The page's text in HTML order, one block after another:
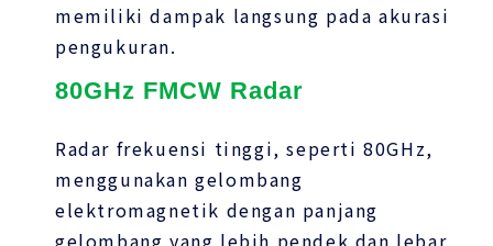
memiliki dampak langsung pada akurasi
pengukuran.
80GHz FMCW Radar
Radar frekuensi tinggi, seperti 80GHz,
menggunakan gelombang
elektromagnetik dengan panjang
gelombang yang lebih pendek dan lebar